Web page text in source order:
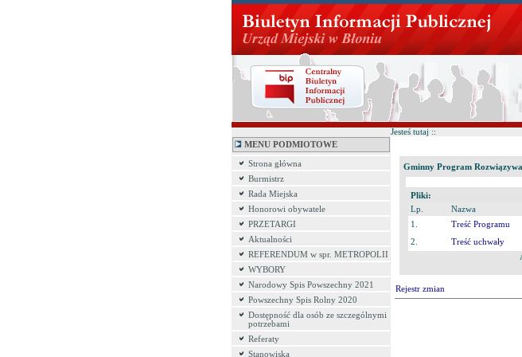
MENU PODMIOTOWE
Strona główna
Burmistrz
Rada Miejska
Honorowi obywatele
PRZETARGI
Aktualności
REFERENDUM w spr. METROPOLII
WYBORY
Narodowy Spis Powszechny 2021
Powszechny Spis Rolny 2020
Dostępność dla osób ze szczególnymi
potrzebami
Referaty
Stanowiska
Jesteś tutaj ::
Gminny Program
Pliki:
Lp. Nazwa
1.
Treść Programu
2.
Treść uchwały
Rejestr zmian